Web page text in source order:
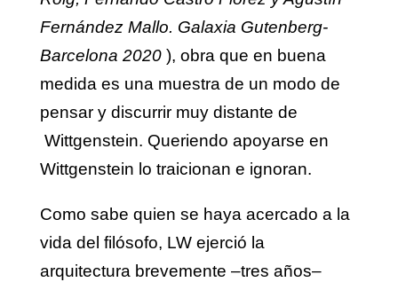
Fernández Mallo. Galaxia Gutenberg-
Barcelona 2020 ), obra que en buena
medida es una muestra de un modo de
pensar y discurrir muy distante de
Wittgenstein. Queriendo apoyarse en
Wittgenstein lo traicionan e ignoran.
Como sabe quien se haya acercado a la
vida del filósofo, LW ejerció la
arquitectura brevemente –tres años–